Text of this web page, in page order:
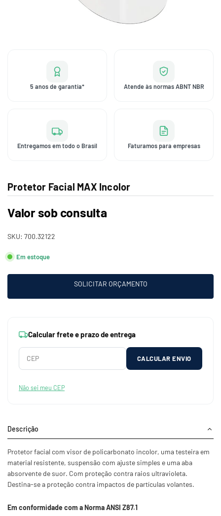
5 anos de garantia* Atende às normas ABNT NBR
Entregamos em todo o Brasil Faturamos para empresas
Protetor Facial MAX Incolor
Valor sob consulta
SKU: 700.32122
Em estoque
SOLICITAR ORÇAMENTO
Calcular frete e prazo de entrega
CALCULAR ENVIO
Não sei meu CEP
Descrição
Protetor facial com visor de policarbonato incolor, uma testeira em
material resistente, suspensão com ajuste simples e uma aba
absorvente de suor. Com proteção contra raios ultravioleta.
Destina-se a proteção contra impactos de partículas volantes.
Em conformidade com a Norma ANSI Z87.1